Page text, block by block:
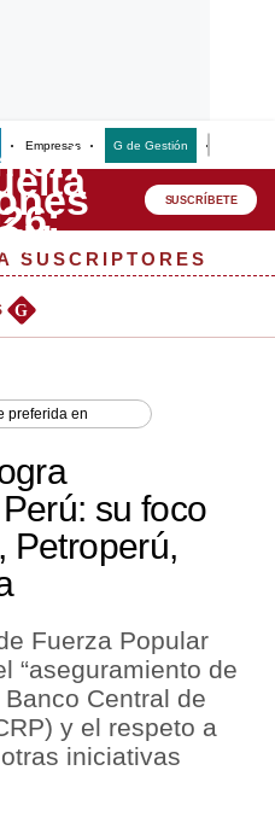
Empresas G de Gestión
SUSCRÍBETE
SUSCRIPTORES
G
preferida en
su foco
Petroperú,
Fuerza Popular
“aseguramiento de
Central de
y el respeto a
iniciativas